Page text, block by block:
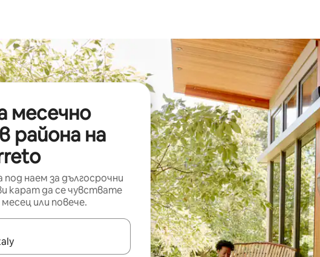
месечно
района на
наем за дългосрочни
карат да се чувствате
или повече.
се покажат, използвайте клавишите със стрелки нагоре и надолу или